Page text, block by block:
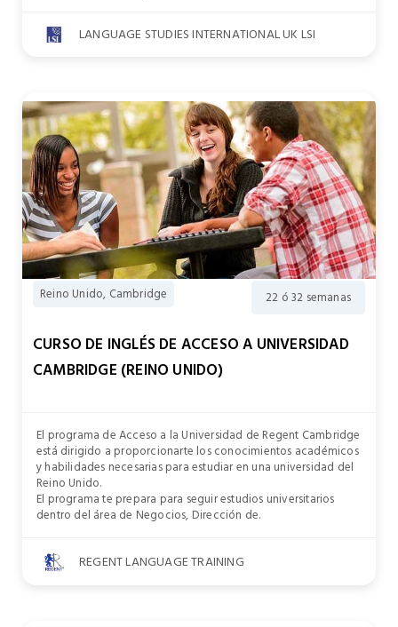
LANGUAGE STUDIES INTERNATIONAL UK LSI
Reino Unido, Cambridge 22 ó 32 semanas
CURSO DE INGLÉS DE ACCESO A UNIVERSIDAD
CAMBRIDGE (REINO UNIDO)
El programa de Acceso a la Universidad de Regent Cambridge
está dirigido a proporcionarte los conocimientos académicos
y habilidades necesarias para estudiar en una universidad del
Reino Unido.
El programa te prepara para seguir estudios universitarios
dentro del área de Negocios, Dirección de.
REGENT LANGUAGE TRAINING